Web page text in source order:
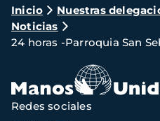
Ruta
de
navegación
Inicio Nuestras
Noticias
24 horas -Parroquia San
Redes sociales